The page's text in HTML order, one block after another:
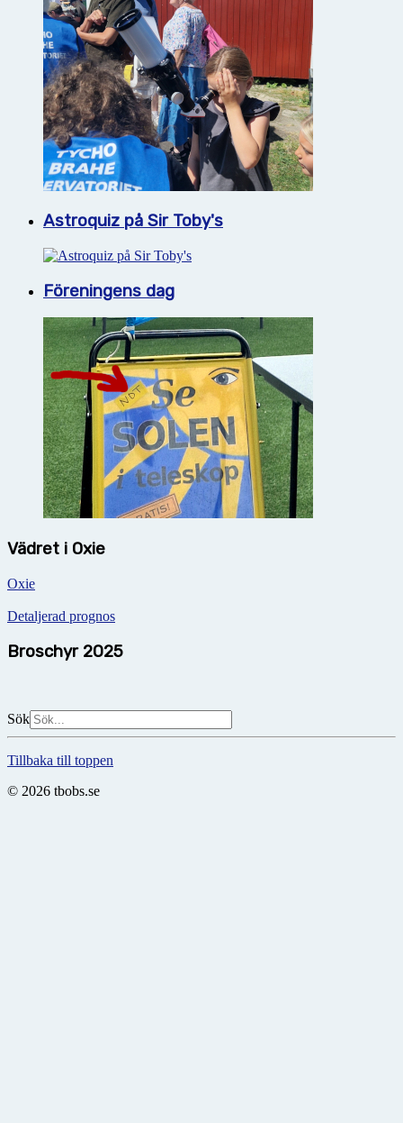
Astroquiz på Sir Toby's
Föreningens dag
Vädret i Oxie
Oxie
Detaljerad prognos
Broschyr 2025
Sök
Tillbaka till toppen
© 2026 tbobs.se